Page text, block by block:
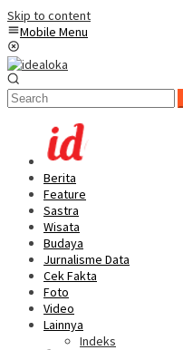
Skip to content
Mobile Menu
Berita
Feature
Sastra
Wisata
Budaya
Jurnalisme Data
Cek Fakta
Foto
Video
Lainnya
Indeks